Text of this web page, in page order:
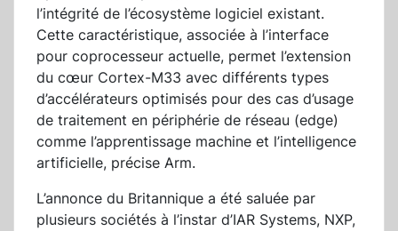
l’intégrité de l’écosystème logiciel existant.
Cette caractéristique, associée à l’interface
pour coprocesseur actuelle, permet l’extension
du cœur Cortex-M33 avec différents types
d’accélérateurs optimisés pour des cas d’usage
de traitement en périphérie de réseau (edge)
comme l’apprentissage machine et l’intelligence
artificielle, précise Arm.
L’annonce du Britannique a été saluée par
plusieurs sociétés à l’instar d’IAR Systems, NXP,